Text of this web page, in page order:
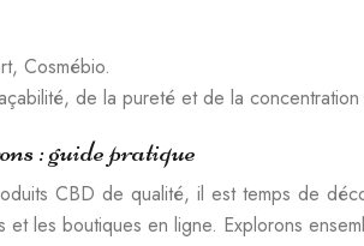
Cosmébio.
de la pureté et de la
: guide pratique
CBD de qualité, il est temps de
les boutiques en ligne. Explorons